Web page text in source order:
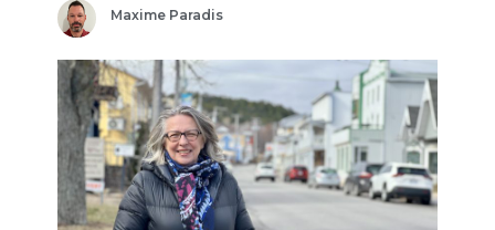
Maxime Paradis